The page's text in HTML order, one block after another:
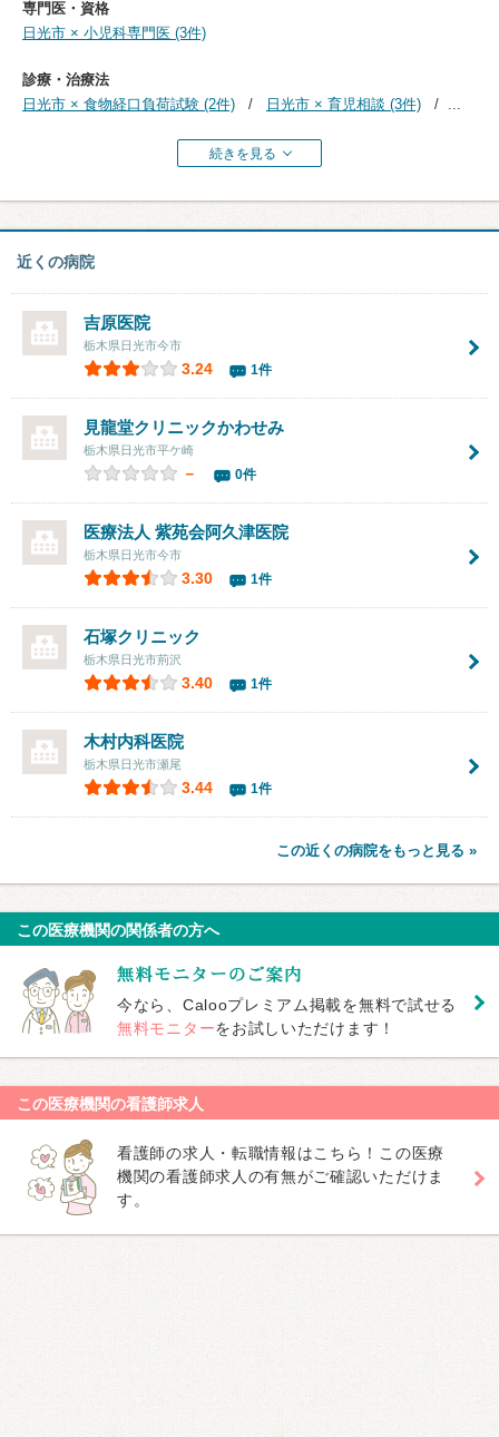
専門医・資格
日光市 × 小児科専門医 (3件)
診療・治療法
日光市 × 食物経口負荷試験 (2件)
日光市 × 育児相談 (3件) ...
続きを見る
近くの病院
吉原医院
栃木県日光市今市
3.24 1件
見龍堂クリニックかわせみ
栃木県日光市平ケ崎
－ 0件
医療法人 紫苑会阿久津医院
栃木県日光市今市
3.30 1件
石塚クリニック
栃木県日光市荊沢
3.40 1件
木村内科医院
栃木県日光市瀬尾
3.44 1件
この近くの病院をもっと見る »
この医療機関の関係者の方へ
今なら、Calooプレミアム掲載を無料で試せる
無料モニターをお試しいただけます！
この医療機関の看護師求人
看護師の求人・転職情報はこちら！この医療
機関の看護師求人の有無がご確認いただけま
す。